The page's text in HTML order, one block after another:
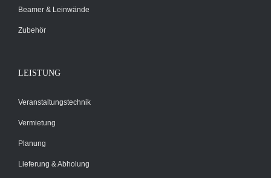
Beamer & Leinwände
Zubehör
LEISTUNG
Veranstaltungstechnik
Vermietung
Planung
Lieferung & Abholung